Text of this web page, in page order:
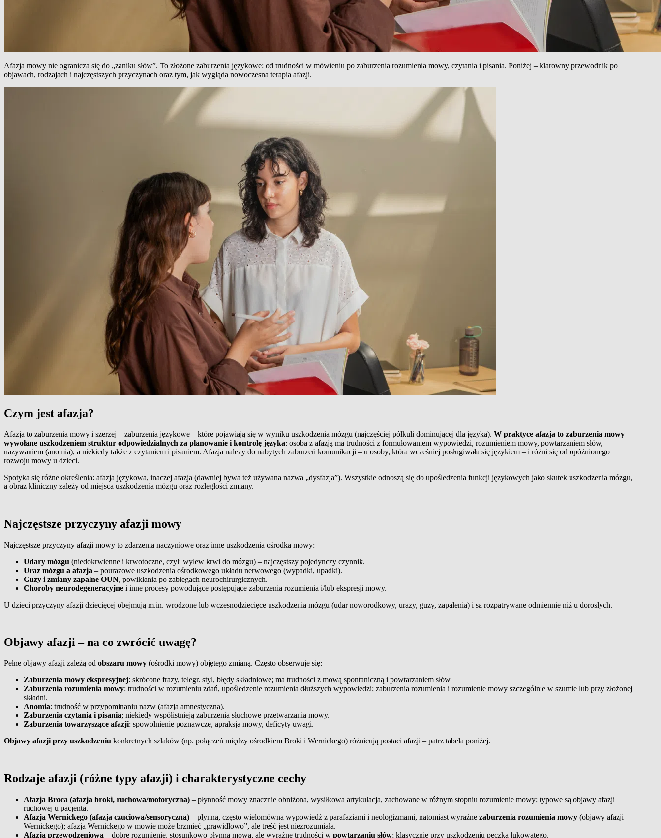
Afazja mowy nie ogranicza się do „zaniku słów”. To złożone zaburzenia językowe: od trudności w mówieniu po zaburzenia rozumienia mowy, czytania i pisania. Poniżej – klarowny przewodnik po
objawach, rodzajach i najczęstszych przyczynach oraz tym, jak wygląda nowoczesna terapia afazji.
Czym jest afazja?
Afazja to zaburzenia mowy i szerzej – zaburzenia językowe – które pojawiają się w wyniku uszkodzenia mózgu (najczęściej półkuli dominującej dla języka). W praktyce afazja to zaburzenia mowy
wywołane uszkodzeniem struktur odpowiedzialnych za planowanie i kontrolę języka: osoba z afazją ma trudności z formułowaniem wypowiedzi, rozumieniem mowy, powtarzaniem słów,
nazywaniem (anomia), a niekiedy także z czytaniem i pisaniem. Afazja należy do nabytych zaburzeń komunikacji – u osoby, która wcześniej posługiwała się językiem – i różni się od opóźnionego
rozwoju mowy u dzieci.
Spotyka się różne określenia: afazja językowa, inaczej afazja (dawniej bywa też używana nazwa „dysfazja”). Wszystkie odnoszą się do upośledzenia funkcji językowych jako skutek uszkodzenia mózgu,
a obraz kliniczny zależy od miejsca uszkodzenia mózgu oraz rozległości zmiany.
Najczęstsze przyczyny afazji mowy
Najczęstsze przyczyny afazji mowy to zdarzenia naczyniowe oraz inne uszkodzenia ośrodka mowy:
Udary mózgu (niedokrwienne i krwotoczne, czyli wylew krwi do mózgu) – najczęstszy pojedynczy czynnik.
Uraz mózgu a afazja – pourazowe uszkodzenia ośrodkowego układu nerwowego (wypadki, upadki).
Guzy i zmiany zapalne OUN, powikłania po zabiegach neurochirurgicznych.
Choroby neurodegeneracyjne i inne procesy powodujące postępujące zaburzenia rozumienia i/lub ekspresji mowy.
U dzieci przyczyny afazji dziecięcej obejmują m.in. wrodzone lub wczesnodziecięce uszkodzenia mózgu (udar noworodkowy, urazy, guzy, zapalenia) i są rozpatrywane odmiennie niż u dorosłych.
Objawy afazji – na co zwrócić uwagę?
Pełne objawy afazji zależą od obszaru mowy (ośrodki mowy) objętego zmianą. Często obserwuje się:
Zaburzenia mowy ekspresyjnej: skrócone frazy, telegr. styl, błędy składniowe; ma trudności z mową spontaniczną i powtarzaniem słów.
Zaburzenia rozumienia mowy: trudności w rozumieniu zdań, upośledzenie rozumienia dłuższych wypowiedzi; zaburzenia rozumienia i rozumienie mowy szczególnie w szumie lub przy złożonej
składni.
Anomia: trudność w przypominaniu nazw (afazja amnestyczna).
Zaburzenia czytania i pisania; niekiedy współistnieją zaburzenia słuchowe przetwarzania mowy.
Zaburzenia towarzyszące afazji: spowolnienie poznawcze, apraksja mowy, deficyty uwagi.
Objawy afazji przy uszkodzeniu konkretnych szlaków (np. połączeń między ośrodkiem Broki i Wernickego) różnicują postaci afazji – patrz tabela poniżej.
Rodzaje afazji (różne typy afazji) i charakterystyczne cechy
Afazja Broca (afazja broki, ruchowa/motoryczna) – płynność mowy znacznie obniżona, wysiłkowa artykulacja, zachowane w różnym stopniu rozumienie mowy; typowe są objawy afazji
ruchowej u pacjenta.
Afazja Wernickego (afazja czuciowa/sensoryczna) – płynna, często wielomówna wypowiedź z parafaziami i neologizmami, natomiast wyraźne zaburzenia rozumienia mowy (objawy afazji
Wernickego); afazja Wernickego w mowie może brzmieć „prawidłowo”, ale treść jest niezrozumiała.
Afazja przewodzeniowa – dobre rozumienie, stosunkowo płynna mowa, ale wyraźne trudności w powtarzaniu słów; klasycznie przy uszkodzeniu pęczka łukowatego.